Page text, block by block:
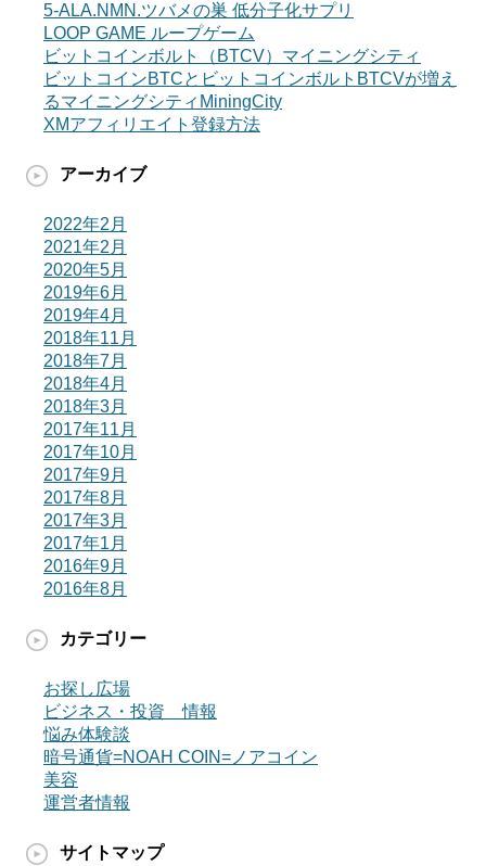
5-ALA.NMN.ツバメの巣 低分子化サプリ
LOOP GAME ループゲーム
ビットコインボルト（BTCV）マイニングシティ
ビットコインBTCとビットコインボルトBTCVが増え
るマイニングシティMiningCity
XMアフィリエイト登録方法
アーカイブ
2022年2月
2021年2月
2020年5月
2019年6月
2019年4月
2018年11月
2018年7月
2018年4月
2018年3月
2017年11月
2017年10月
2017年9月
2017年8月
2017年3月
2017年1月
2016年9月
2016年8月
カテゴリー
お探し広場
ビジネス・投資 情報
悩み体験談
暗号通貨=NOAH COIN=ノアコイン
美容
運営者情報
サイトマップ